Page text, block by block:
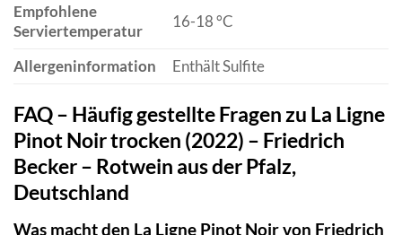
Empfohlene
Serviertemperatur
16-18 °C
Allergeninformation Enthält Sulfite
FAQ – Häufig gestellte Fragen zu La Ligne
Pinot Noir trocken (2022) – Friedrich
Becker – Rotwein aus der Pfalz,
Deutschland
Was macht den La Ligne Pinot Noir von Friedrich